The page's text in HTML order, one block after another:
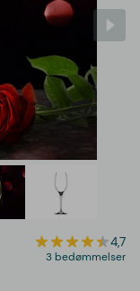
4,7
3 bedømmelser